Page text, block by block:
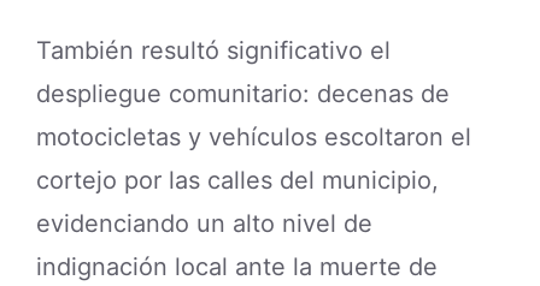
También resultó significativo el
despliegue comunitario: decenas de
motocicletas y vehículos escoltaron el
cortejo por las calles del municipio,
evidenciando un alto nivel de
indignación local ante la muerte de